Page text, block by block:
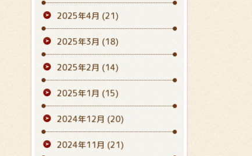
2025年4月 (21)
2025年3月 (18)
2025年2月 (14)
2025年1月 (15)
2024年12月 (20)
2024年11月 (21)